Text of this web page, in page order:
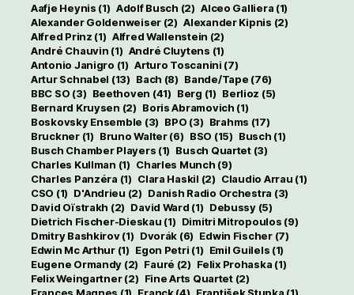
Aafje Heynis (1) Adolf Busch (2) Alceo Galliera (1)
Alexander Goldenweiser (2) Alexander Kipnis (2)
Alfred Prinz (1) Alfred Wallenstein (2)
André Chauvin (1) André Cluytens (1)
Antonio Janigro (1) Arturo Toscanini (7)
Artur Schnabel (13) Bach (8) Bande/Tape (76)
BBC SO (3) Beethoven (41) Berg (1) Berlioz (5)
Bernard Kruysen (2) Boris Abramovich (1)
Boskovsky Ensemble (3) BPO (3) Brahms (17)
Bruckner(1) Bruno Walter(6) BSO (15) Busch (1)
Busch Chamber Players (1) Busch Quartet(3)
Charles Kullman (1) Charles Munch (9)
Charles Panzéra (1) Clara Haskil (2) Claudio Arrau (1)
CSO (1) D'Andrieu (2) Danish Radio Orchestra (3)
David Oïstrakh (2) David Ward (1) Debussy(5)
Dietrich Fischer-Dieskau (1) Dimitri Mitropoulos (9)
Dmitry Bashkirov(1) Dvorák (6) Edwin Fischer(7)
Edwin Mc Arthur(1) Egon Petri (1) Emil Guilels (1)
Eugene Ormandy (2) Fauré (2) Felix Prohaska (1)
Felix Weingartner(2) Fine Arts Quartet(2)
Frances Magnes (1) Franck(4) František Stupka (1)